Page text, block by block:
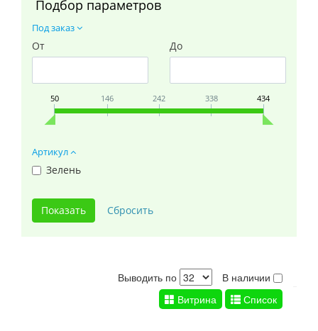
Подбор параметров
Под заказ
От До
50 146 242 338 434
Артикул
Зелень
Выводить по
В наличии
Витрина
Список